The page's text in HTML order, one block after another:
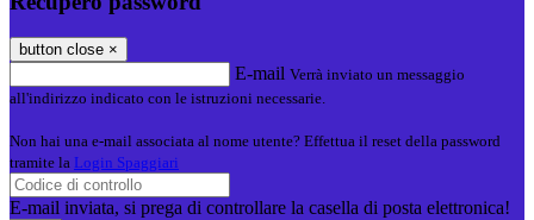
button close ×
E-mail Verrà inviato un messaggio
all'indirizzo indicato con le istruzioni necessarie.
Non hai una e-mail associata al nome utente? Effettua il reset della password
tramite la Login Spaggiari
E-mail inviata, si prega di controllare la casella di posta elettronica!